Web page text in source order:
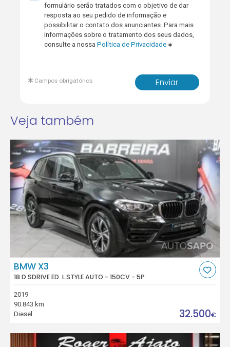
formulário serão tratados com o objetivo de dar
resposta ao seu pedido de informação e
possibilitar o contato dos anunciantes. Para mais
informações sobre o tratamento dos seus dados,
consulte a nossaPolítica de Privacidade
Enviar
Campos obrigatórios
Veja também
BMW X3
18 D SDRIVE ED. L.STYLE AUTO - 150CV - 5P
2019
90.843 km
Diesel
32.500€